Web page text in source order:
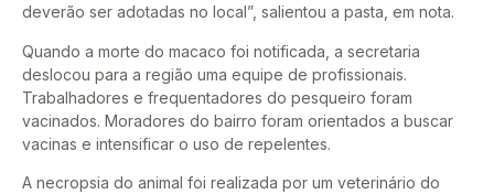
deverão ser adotadas no local”, salientou a pasta, em nota.
Quando a morte do macaco foi notificada, a secretaria
deslocou para a região uma equipe de profissionais.
Trabalhadores e frequentadores do pesqueiro foram
vacinados. Moradores do bairro foram orientados a buscar
vacinas e intensificar o uso de repelentes.
A necropsia do animal foi realizada por um veterinário do